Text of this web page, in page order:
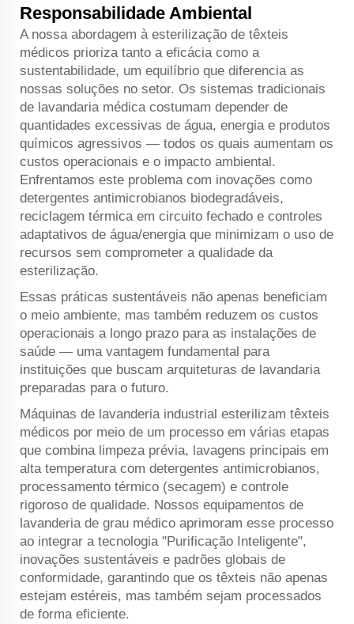
Responsabilidade Ambiental
A nossa abordagem à esterilização de têxteis
médicos prioriza tanto a eficácia como a
sustentabilidade, um equilíbrio que diferencia as
nossas soluções no setor. Os sistemas tradicionais
de lavandaria médica costumam depender de
quantidades excessivas de água, energia e produtos
químicos agressivos — todos os quais aumentam os
custos operacionais e o impacto ambiental.
Enfrentamos este problema com inovações como
detergentes antimicrobianos biodegradáveis,
reciclagem térmica em circuito fechado e controles
adaptativos de água/energia que minimizam o uso de
recursos sem comprometer a qualidade da
esterilização.
Essas práticas sustentáveis não apenas beneficiam
o meio ambiente, mas também reduzem os custos
operacionais a longo prazo para as instalações de
saúde — uma vantagem fundamental para
instituições que buscam arquiteturas de lavandaria
preparadas para o futuro.
Máquinas de lavanderia industrial esterilizam têxteis
médicos por meio de um processo em várias etapas
que combina limpeza prévia, lavagens principais em
alta temperatura com detergentes antimicrobianos,
processamento térmico (secagem) e controle
rigoroso de qualidade. Nossos equipamentos de
lavanderia de grau médico aprimoram esse processo
ao integrar a tecnologia "Purificação Inteligente",
inovações sustentáveis e padrões globais de
conformidade, garantindo que os têxteis não apenas
estejam estéreis, mas também sejam processados
de forma eficiente.